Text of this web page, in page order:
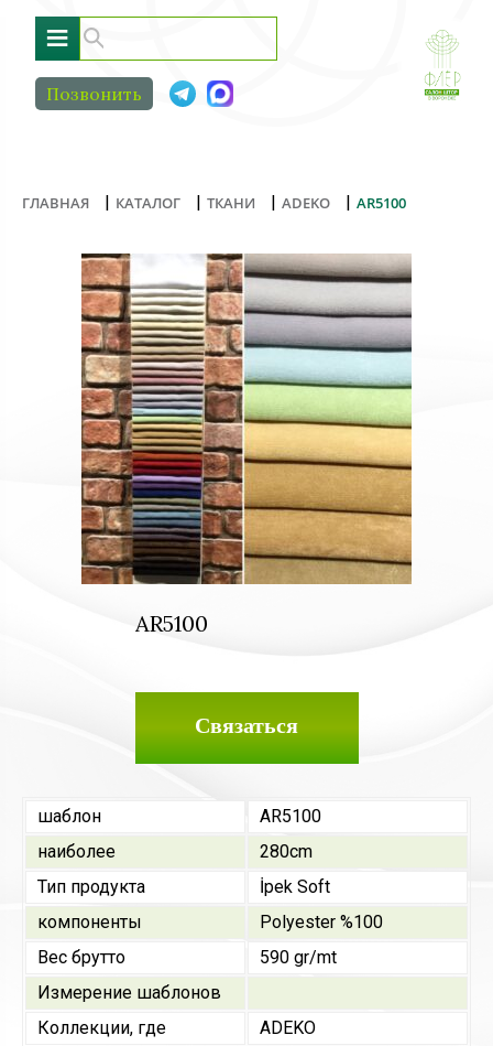
≡
Позвонить
ГЛАВНАЯ | КАТАЛОГ | ТКАНИ | ADEKO | AR5100
AR5100
Связаться
шаблон
AR5100
наиболее
280cm
Тип продукта
İpek Soft
компоненты
Polyester %100
Вес брутто
590 gr/mt
Измерение шаблонов
Коллекции, где
ADEKO